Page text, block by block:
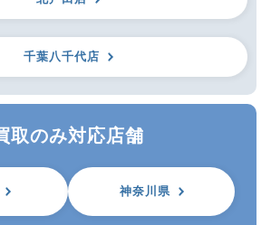
千葉八千代店
取のみ対応店舗
神奈川県